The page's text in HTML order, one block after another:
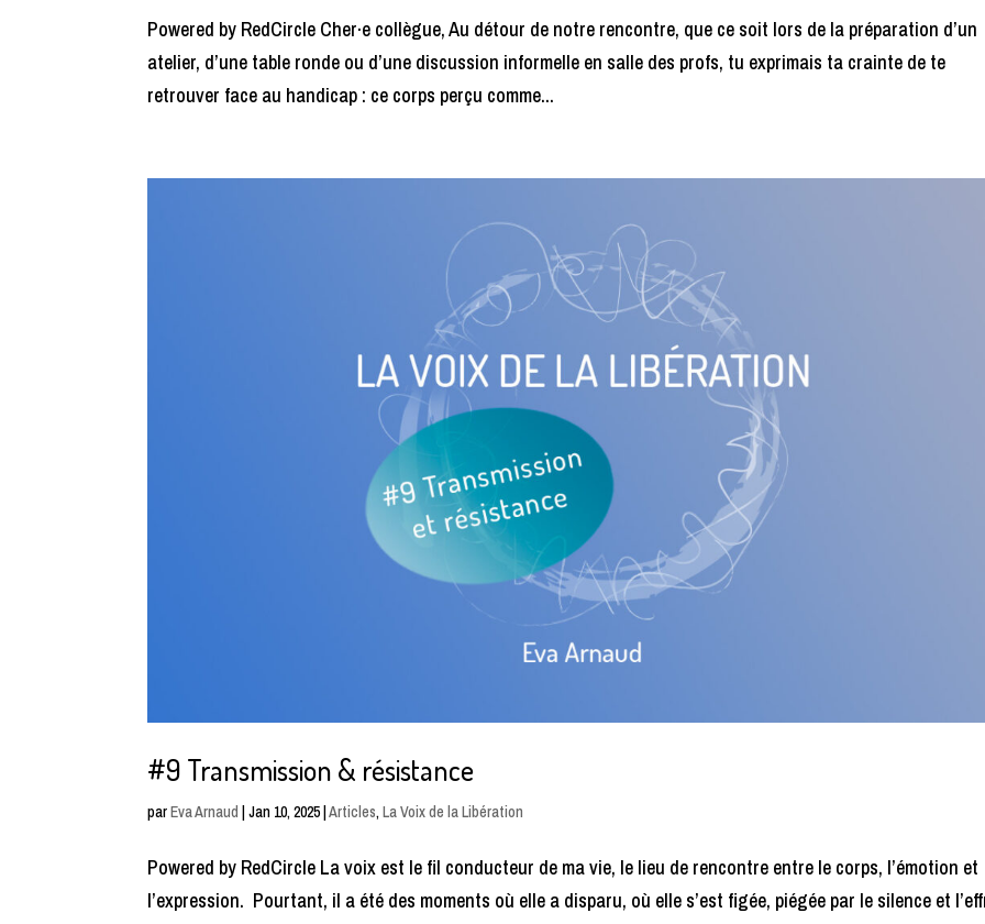
Powered by RedCircle Cher·e collègue, Au détour de notre rencontre, que ce soit lors de la préparation d’un
atelier, d’une table ronde ou d’une discussion informelle en salle des profs, tu exprimais ta crainte de te
retrouver face au handicap : ce corps perçu comme...
#9 Transmission & résistance
parEva Arnaud |Jan 10, 2025|Articles,La Voix de la Libération
Powered by RedCircle La voix est le fil conducteur de ma vie, le lieu de rencontre entre le corps, l’émotion et
l’expression. Pourtant, il a été des moments où elle a disparu, où elle s’est figée, piégée par le silence et